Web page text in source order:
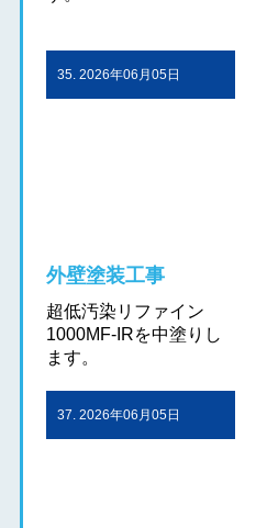
35. 2026年06月05日
外壁塗装工事
超低汚染リファイン
1000MF-IRを中塗りし
ます。
37. 2026年06月05日